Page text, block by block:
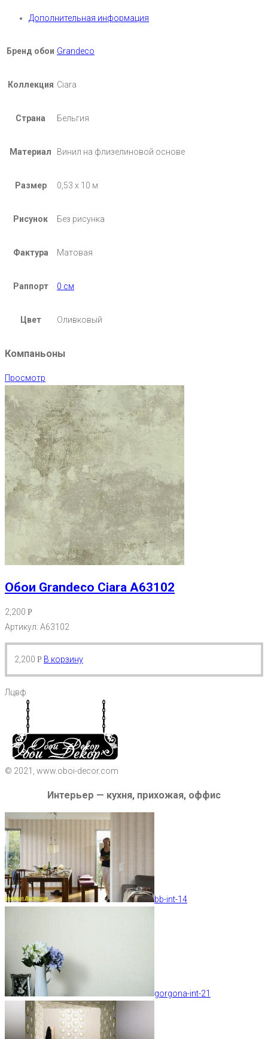
Дополнительная информация
Бренд обои Grandeco
Коллекция Ciara
Страна Бельгия
Материал Винил на флизелиновой основе
Размер 0,53 х 10 м
Рисунок Без рисунка
Фактура Матовая
Раппорт 0 см
Цвет Оливковый
Компаньоны
Просмотр
Обои Grandeco Ciara A63102
2,200 Р
Артикул: A63102
2,200 Р В корзину
Лцвф
© 2021, www.oboi-decor.com
Интерьер — кухня, прихожая, оффис
bb-int-14
gorgona-int-21